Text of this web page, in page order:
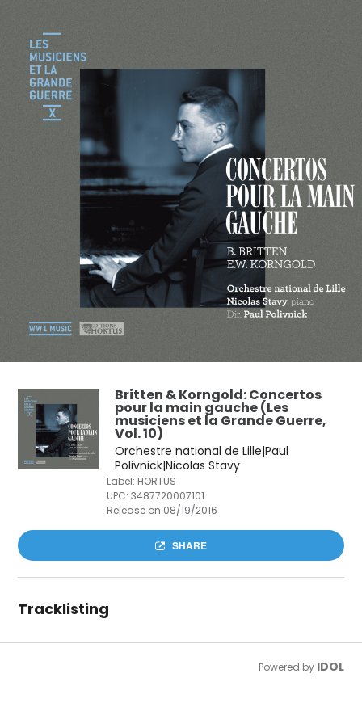
Britten & Korngold: Concertos
pour la main gauche (Les
musiciens et la Grande Guerre,
Vol. 10)
Orchestre national de Lille|Paul
Polivnick|Nicolas Stavy
Label: HORTUS
UPC:3487720007101
Release on 08/19/2016
SHARE
Tracklisting
Powered by IDOL